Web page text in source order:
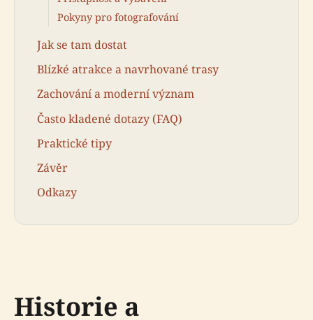
Pokyny pro fotografování
Jak se tam dostat
Blízké atrakce a navrhované trasy
Zachování a moderní význam
Často kladené dotazy (FAQ)
Praktické tipy
Závěr
Odkazy
Historie a